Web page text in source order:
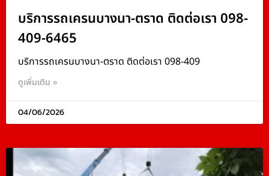
บริการรถเครนบางนา-ตราด ติดต่อเรา 098-
409-6465
บริการรถเครนบางนา-ตราด ติดต่อเรา 098-409
ดูเพิ่มเติม »
04/06/2026